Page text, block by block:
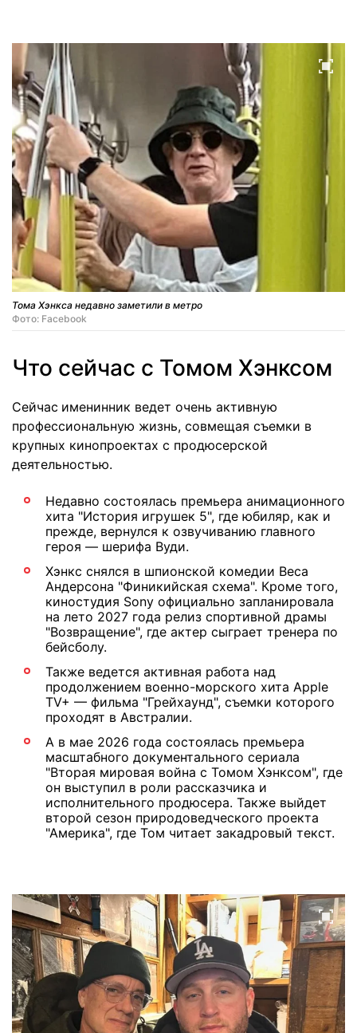
Тома Хэнкса недавно заметили в метро
Фото: Facebook
Что сейчас с Томом Хэнксом
Сейчас именинник ведет очень активную
профессиональную жизнь, совмещая съемки в
крупных кинопроектах с продюсерской
деятельностью.
Недавно состоялась премьера анимационного
хита "История игрушек 5", где юбиляр, как и
прежде, вернулся к озвучиванию главного
героя — шерифа Вуди.
Хэнкс снялся в шпионской комедии Веса
Андерсона "Финикийская схема". Кроме того,
киностудия Sony официально запланировала
на лето 2027 года релиз спортивной драмы
"Возвращение", где актер сыграет тренера по
бейсболу.
Также ведется активная работа над
продолжением военно-морского хита Apple
TV+ — фильма "Грейхаунд", съемки которого
проходят в Австралии.
А в мае 2026 года состоялась премьера
масштабного документального сериала
"Вторая мировая война с Томом Хэнксом", где
он выступил в роли рассказчика и
исполнительного продюсера. Также выйдет
второй сезон природоведческого проекта
"Америка", где Том читает закадровый текст.